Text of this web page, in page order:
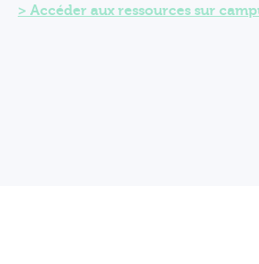
Accéder aux ressources sur